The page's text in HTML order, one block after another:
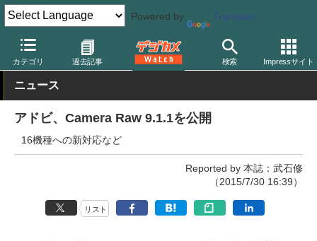
Powered by Translate
カテゴリ 過去記事 検索 Impressサイト
デジカメ Watch PC/モバイル関連 アプリ/ソフトウェア アップ
ニュース
アドビ、Camera Raw 9.1.1を公開
16機種への新対応など
Reported by 本誌：武石修
（2015/7/30 16:39）
リスト